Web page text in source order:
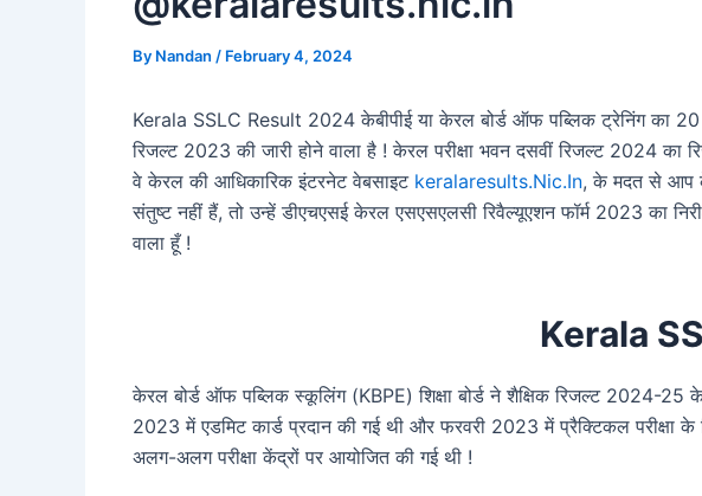
By Nandan / February 4, 2024
Kerala SSLC Result 2024 केबीपीई या केरल बोर्ड ऑफ पब्लिक ट्रेनिंग का
रिजल्ट 2023 की जारी होने वाला है ! केरल परीक्षा भवन दसवीं रिजल्ट 2024 का
वे केरल की आधिकारिक इंटरनेट वेबसाइट keralaresults.Nic.In, के मदत से आप
संतुष्ट नहीं हैं, तो उन्हें डीएचएसई केरल एसएसएलसी रिवैल्यूएशन फॉर्म 2023 का
वाला हूँ !
Kerala
केरल बोर्ड ऑफ पब्लिक स्कूलिंग (KBPE) शिक्षा बोर्ड ने शैक्षिक रिजल्ट 2024-25
2023 में एडमिट कार्ड प्रदान की गई थी और फरवरी 2023 में प्रैक्टिकल परीक्षा के
अलग-अलग परीक्षा केंद्रों पर आयोजित की गई थी !